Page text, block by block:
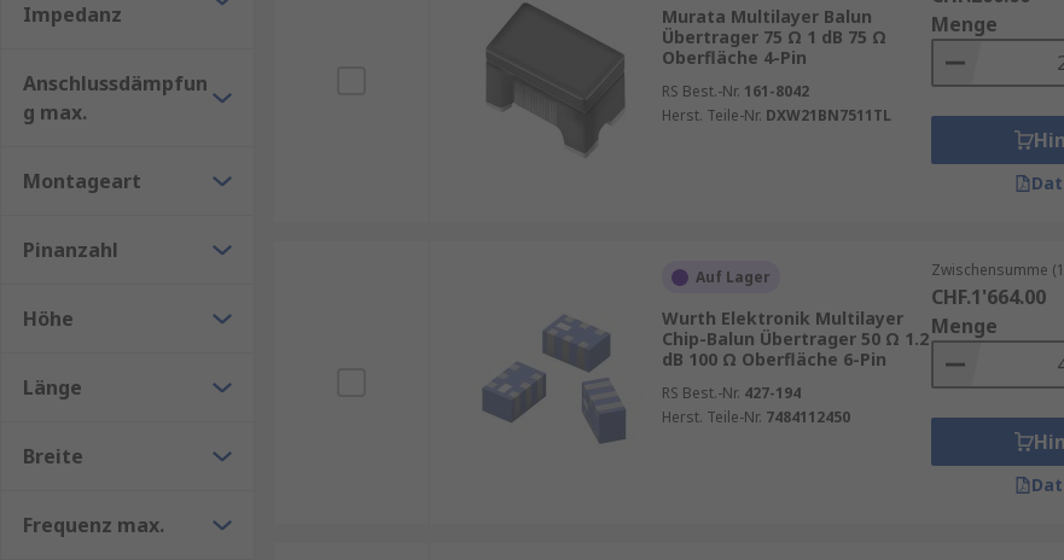
symmetrischen in eine asymmetrische Form sind, tragen sie dazu bei, den Stromverbrauch zu
Impedanz
Anschlussdämpfun
g max.
Montageart
Pinanzahl
Höhe
Länge
Breite
Frequenz max.
Murata Multilayer Balun
Übertrager 75 Ω 1 dB 75 Ω
Oberfläche 4-Pin
RS Best.-Nr. 161-8042
Herst. Teile-Nr. DXW21BN7511TL
Menge
Auf Lager
Wurth Elektronik Multilayer
Chip-Balun Übertrager 50 Ω 1.2
dB 100 Ω Oberfläche 6-Pin
RS Best.-Nr. 427-194
Herst. Teile-Nr. 7484112450
Zwischensumme
CHF.1'664.00
Menge